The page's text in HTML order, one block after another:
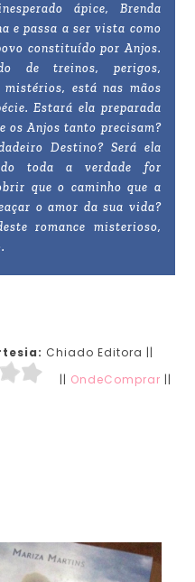
ápice, Brenda
e passa a ser vista como
constituído por Anjos.
de treinos, perigos,
mistérios, está nas mãos
Estará ela preparada
os Anjos tanto precisam?
Destino? Será ela
toda a verdade for
que o caminho que a
o amor da sua vida?
romance misterioso,
Chiado Editora ||
|| OndeComprar ||